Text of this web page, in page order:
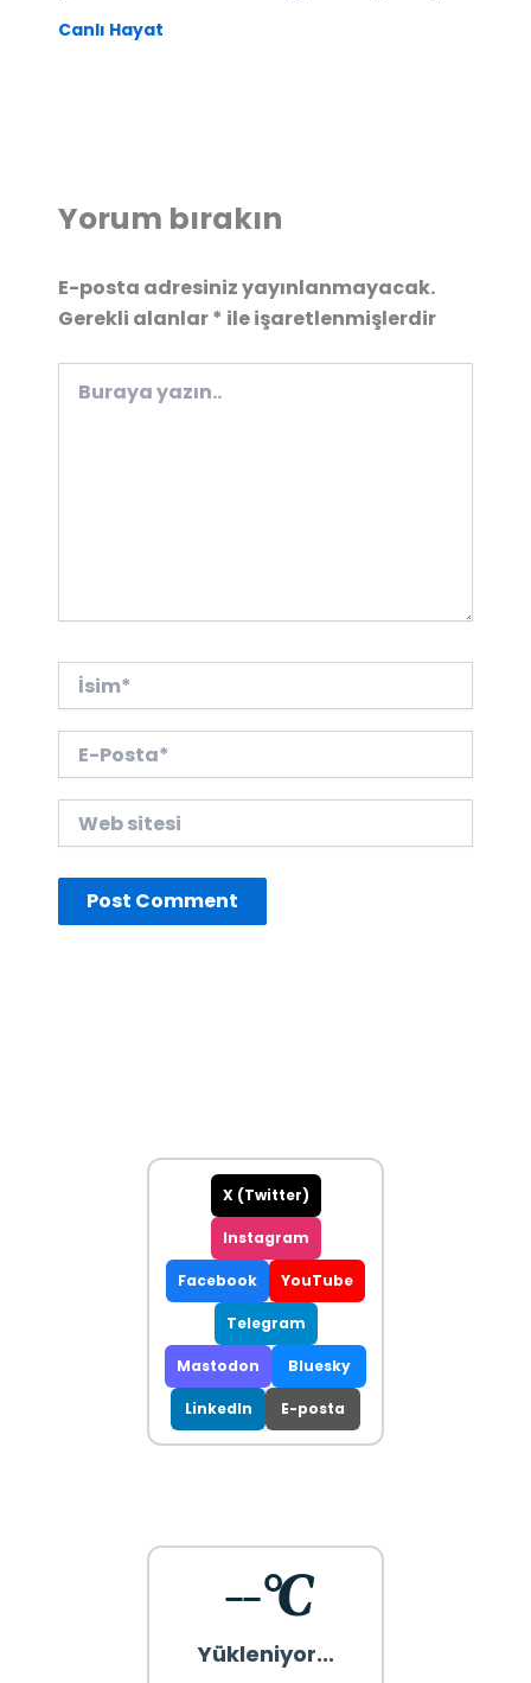
Canlı Hayat
Yorum bırakın
E-posta adresiniz yayınlanmayacak.
Gerekli alanlar* ile işaretlenmişlerdir
yazın..
İsim*
Posta*
sitesi
X (Twitter)
Instagram
Facebook YouTube
Telegram
Mastodon Bluesky
LinkedIn E-posta
--°C
Yükleniyor...